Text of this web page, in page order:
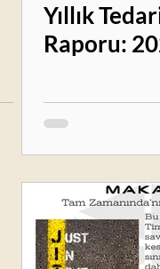
Yıllık
Raporu: